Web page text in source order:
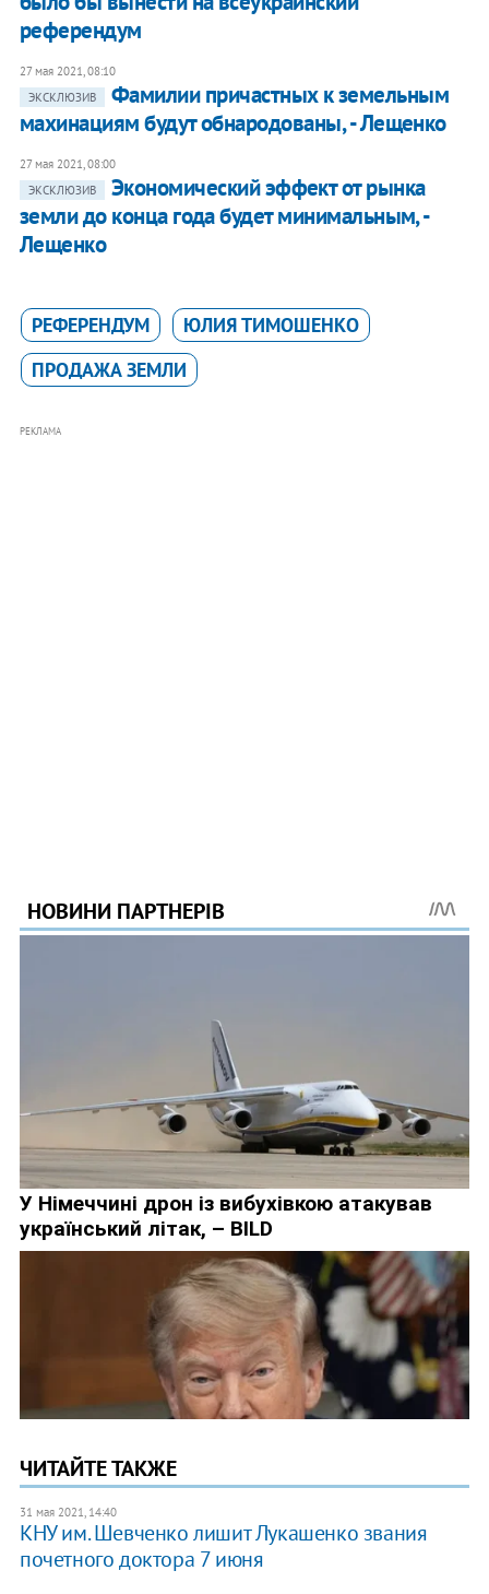
референдум
27 мая 2021, 08:10
ЭКСКЛЮЗИВ
Фамилии причастных к земельным
махинациям будут обнародованы, - Лещенко
27 мая 2021, 08:00
ЭКСКЛЮЗИВ
Экономический эффект от рынка
земли до конца года будет минимальным, -
Лещенко
РЕФЕРЕНДУМ
ЮЛИЯ ТИМОШЕНКО
ПРОДАЖА ЗЕМЛИ
РЕКЛАМА
ЧИТАЙТЕ ТАКЖЕ
31 мая 2021, 14:40
КНУ им. Шевченко лишит Лукашенко звания
почетного доктора 7 июня